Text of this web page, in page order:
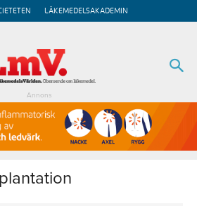
LÄKEMEDELSAKADEMIN
Annons